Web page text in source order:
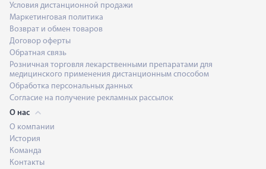
Условия дистанционной продажи
Маркетинговая политика
Возврат и обмен товаров
Договор оферты
Обратная связь
Розничная торговля лекарственными препаратами для
медицинского применения дистанционным способом
Обработка персональных данных
Согласие на получение рекламных рассылок
О нас
О компании
История
Команда
Контакты